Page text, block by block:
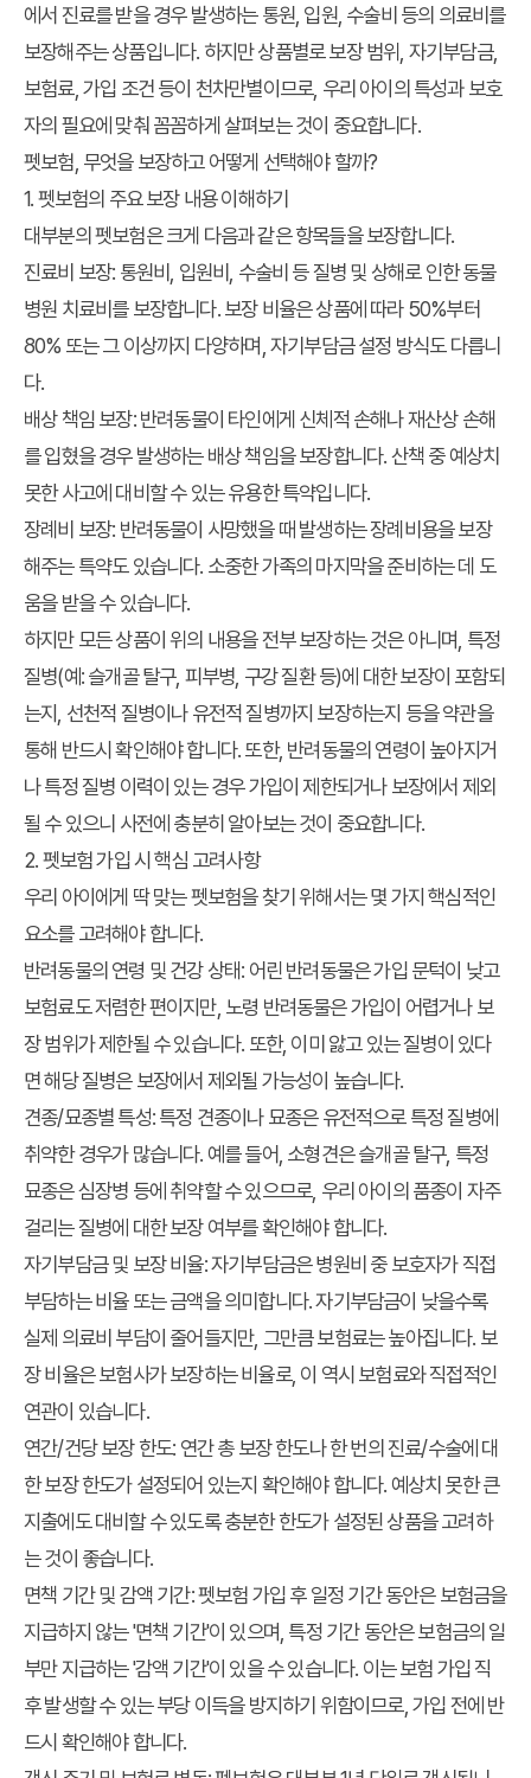
에서 진료를 받을 경우 발생하는 통원, 입원, 수술비 등의 의료비를
보장해주는 상품입니다. 하지만 상품별로 보장 범위, 자기부담금,
보험료, 가입 조건 등이 천차만별이므로, 우리 아이의 특성과 보호
자의 필요에 맞춰 꼼꼼하게 살펴보는 것이 중요합니다.
펫보험, 무엇을 보장하고 어떻게 선택해야 할까?
1. 펫보험의 주요 보장 내용 이해하기
대부분의 펫보험은 크게 다음과 같은 항목들을 보장합니다.
진료비 보장: 통원비, 입원비, 수술비 등 질병 및 상해로 인한 동물
병원 치료비를 보장합니다. 보장 비율은 상품에 따라 50%부터
80% 또는 그 이상까지 다양하며, 자기부담금 설정 방식도 다릅니
다.
배상 책임 보장: 반려동물이 타인에게 신체적 손해나 재산상 손해
를 입혔을 경우 발생하는 배상 책임을 보장합니다. 산책 중 예상치
못한 사고에 대비할 수 있는 유용한 특약입니다.
장례비 보장: 반려동물이 사망했을 때 발생하는 장례비용을 보장
해주는 특약도 있습니다. 소중한 가족의 마지막을 준비하는 데 도
움을 받을 수 있습니다.
하지만 모든 상품이 위의 내용을 전부 보장하는 것은 아니며, 특정
질병(예: 슬개골 탈구, 피부병, 구강 질환 등)에 대한 보장이 포함되
는지, 선천적 질병이나 유전적 질병까지 보장하는지 등을 약관을
통해 반드시 확인해야 합니다. 또한, 반려동물의 연령이 높아지거
나 특정 질병 이력이 있는 경우 가입이 제한되거나 보장에서 제외
될 수 있으니 사전에 충분히 알아보는 것이 중요합니다.
2. 펫보험 가입 시 핵심 고려사항
우리 아이에게 딱 맞는 펫보험을 찾기 위해서는 몇 가지 핵심적인
요소를 고려해야 합니다.
반려동물의 연령 및 건강 상태: 어린 반려동물은 가입 문턱이 낮고
보험료도 저렴한 편이지만, 노령 반려동물은 가입이 어렵거나 보
장 범위가 제한될 수 있습니다. 또한, 이미 앓고 있는 질병이 있다
면 해당 질병은 보장에서 제외될 가능성이 높습니다.
견종/묘종별 특성: 특정 견종이나 묘종은 유전적으로 특정 질병에
취약한 경우가 많습니다. 예를 들어, 소형견은 슬개골 탈구, 특정
묘종은 심장병 등에 취약할 수 있으므로, 우리 아이의 품종이 자주
걸리는 질병에 대한 보장 여부를 확인해야 합니다.
자기부담금 및 보장 비율: 자기부담금은 병원비 중 보호자가 직접
부담하는 비율 또는 금액을 의미합니다. 자기부담금이 낮을수록
실제 의료비 부담이 줄어들지만, 그만큼 보험료는 높아집니다. 보
장 비율은 보험사가 보장하는 비율로, 이 역시 보험료와 직접적인
연관이 있습니다.
연간/건당 보장 한도: 연간 총 보장 한도나 한 번의 진료/수술에 대
한 보장 한도가 설정되어 있는지 확인해야 합니다. 예상치 못한 큰
지출에도 대비할 수 있도록 충분한 한도가 설정된 상품을 고려하
는 것이 좋습니다.
면책 기간 및 감액 기간: 펫보험 가입 후 일정 기간 동안은 보험금을
지급하지 않는 '면책 기간'이 있으며, 특정 기간 동안은 보험금의 일
부만 지급하는 '감액 기간'이 있을 수 있습니다. 이는 보험 가입 직
후 발생할 수 있는 부당 이득을 방지하기 위함이므로, 가입 전에 반
드시 확인해야 합니다.